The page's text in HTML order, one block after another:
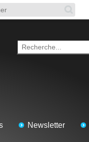
Newsletter